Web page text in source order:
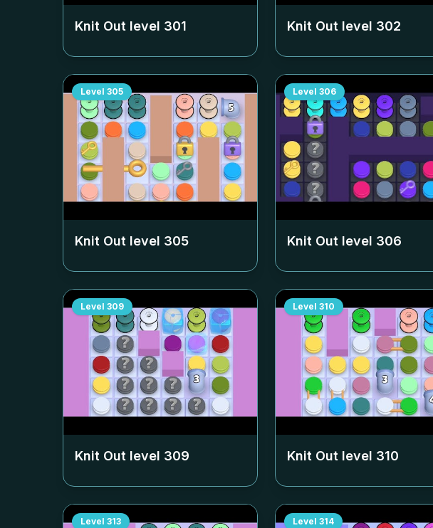
Knit Out level 301 Knit Out level 302
Level 305
Knit Out level 305
Level 306
Knit Out level 306
Level 309
Knit Out level 309
Level 310
Knit Out level 310
Level 313 Level 314